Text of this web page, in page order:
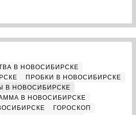
В НОВОСИБИРСКЕ
ПРОБКИ В НОВОСИБИРСКЕ
В НОВОСИБИРСКЕ
В НОВОСИБИРСКЕ
ГОРОСКОП